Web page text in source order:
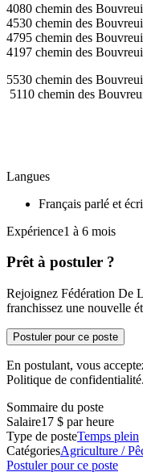
4080 chemin des
4530 chemin des
4795 chemin des
4197 chemin des
5530 chemin des
5110 chemin des
Langues
Français parlé et
Expérience1 à 6 mois
Prêt à postuler ?
Rejoignez Fédération De
franchissez une nouvelle
Postuler pour ce poste
En postulant, vous
Politique de confidentialité.
Sommaire du poste
Salaire17 $ par heure
Type de posteTemps plein
CatégoriesAgriculture /
Postuler pour ce poste